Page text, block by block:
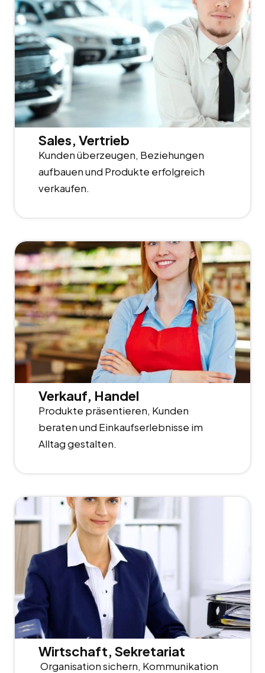
Sales, Vertrieb
Kunden überzeugen, Beziehungen
aufbauen und Produkte erfolgreich
verkaufen.
Verkauf, Handel
Produkte präsentieren, Kunden
beraten und Einkaufserlebnisse im
Alltag gestalten.
Wirtschaft, Sekretariat
Organisation sichern, Kommunikation